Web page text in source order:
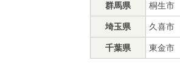
群馬県 桐生市
埼玉県 久喜市
千葉県 東金市